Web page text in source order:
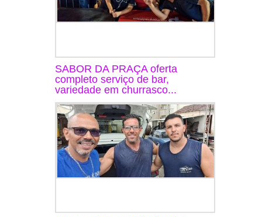
SABOR DA PRAÇA oferta
completo serviço de bar,
variedade em churrasco...